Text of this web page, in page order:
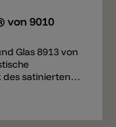
von 9010
Glas 8913 von
satinierten
nicht